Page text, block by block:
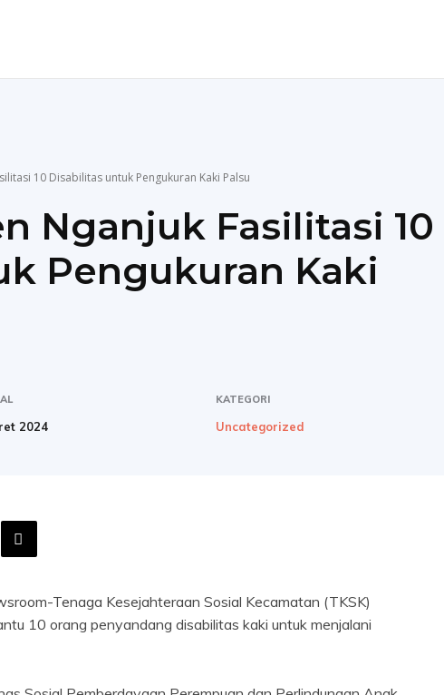
10 Disabilitas untuk Pengukuran Kaki Palsu
Nganjuk Fasilitasi 10
Pengukuran Kaki
2024
KATEGORI
Uncategorized
Tenaga Kesejahteraan Sosial Kecamatan (TKSK)
10 orang penyandang disabilitas kaki untuk menjalani